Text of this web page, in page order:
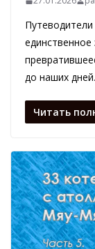
до наших дней.
Читать